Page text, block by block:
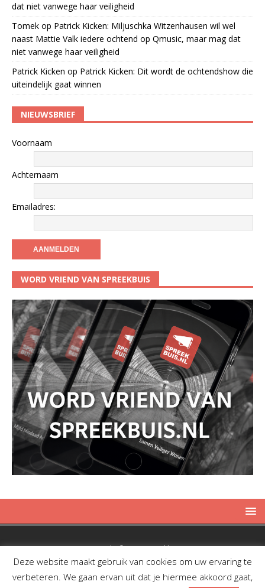
dat niet vanwege haar veiligheid
Tomek op Patrick Kicken: Miljuschka Witzenhausen wil wel
naast Mattie Valk iedere ochtend op Qmusic, maar mag dat
niet vanwege haar veiligheid
Patrick Kicken op Patrick Kicken: Dit wordt de ochtendshow die
uiteindelijk gaat winnen
NIEUWSBRIEF
Voornaam
Achternaam
Emailadres:
WORD VRIEND VAN SPREEKBUIS
Copyright © 2019 Spreekbuis
Deze website maakt gebruik van cookies om uw ervaring te
verbeteren. We gaan ervan uit dat je hiermee akkoord gaat,